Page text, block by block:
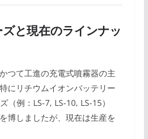
ズと現在のラインナッ
つて工進の充電式噴霧器の主
にリチウムイオンバッテリー
（例：LS-7, LS-10, LS-15）
博しましたが、現在は生産を